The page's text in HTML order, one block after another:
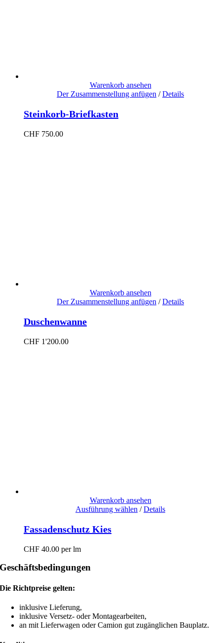
Warenkorb ansehen
Der Zusammenstellung anfügen / Details
Steinkorb-Briefkasten
CHF 750.00
Warenkorb ansehen
Der Zusammenstellung anfügen / Details
Duschenwanne
CHF 1'200.00
Warenkorb ansehen
Ausführung wählen / Details
Fassadenschutz Kies
CHF 40.00 per lm
Geschäftsbedingungen
Die Richtpreise gelten:
inklusive Lieferung,
inklusive Versetz- oder Montagearbeiten,
an mit Lieferwagen oder Camion gut zugänglichen Bauplatz.